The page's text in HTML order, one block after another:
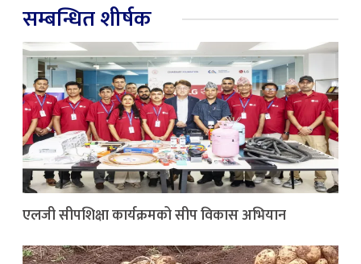
सम्बन्धित शीर्षक
एलजी सीपशिक्षा कार्यक्रमको सीप विकास अभियान